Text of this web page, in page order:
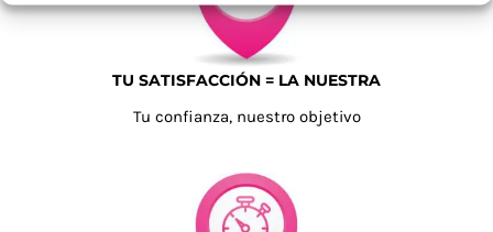
TU SATISFACCIÓN = LA NUESTRA
Tu confianza, nuestro objetivo